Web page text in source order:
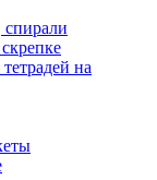
спирали
на